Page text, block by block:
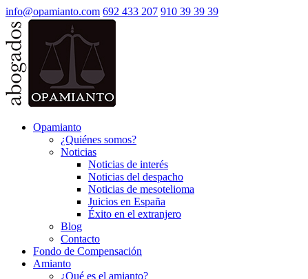
info@opamianto.com 692 433 207 910 39 39 39
Opamianto
¿Quiénes somos?
Noticias
Noticias de interés
Noticias del despacho
Noticias de mesotelioma
Juicios en España
Éxito en el extranjero
Blog
Contacto
Fondo de Compensación
Amianto
¿Qué es el amianto?